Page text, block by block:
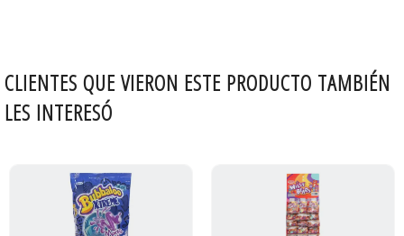
CLIENTES QUE VIERON ESTE PRODUCTO TAMBIÉN
LES INTERESÓ